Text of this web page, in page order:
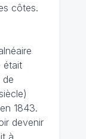
côtes.
était
de
1843.
devenir
à